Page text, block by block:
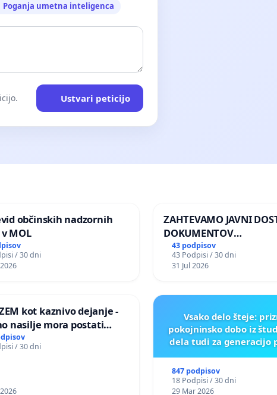
Poganja umetna inteligenca
Ustvari peticijo
občinskih nadzornih
MOL
/ 30 dni
ZAHTEVAMO JAVNI
DOKUMENTOV
PARLAMENTARNIH
PREISKOVALNIH KOMISIJ
ILEGALNI TRGOVINI Z
43 podpisov
43 Podpisi / 30 dni
31 Jul 2026
kot kaznivo dejanje -
nasilje mora postati
prepoznano kot fizično
/ 30 dni
Vsako delo šteje:
pokojninsko dobo iz
dela tudi za generacijo
847 podpisov
18 Podpisi / 30 dni
29 Mar 2026